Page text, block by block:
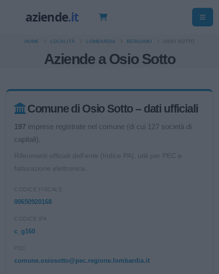
Aziende a Osio Sotto
HOME LOCALITÀ LOMBARDIA BERGAMO OSIO SOTTO
Comune di Osio Sotto – dati ufficiali
197 imprese registrate nel comune (di cui 127 società di
capitali).
Riferimenti ufficiali dell'ente (Indice PA), utili per PEC e
fatturazione elettronica.
CODICE FISCALE
00650920168
CODICE IPA
c_g160
PEC
comune.osiosotto@pec.regione.lombardia.it